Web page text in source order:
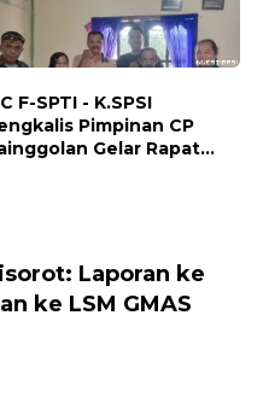
F-SPTI - K.SPSI
Pimpinan CP
Gelar Rapat
Laporan ke
ke LSM GMAS